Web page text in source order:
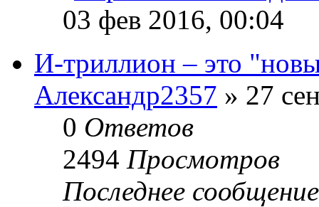
03 фев 2016, 00:04
И-триллион – это
Александр2357 » 27
0 Ответов
2494 Просмотров
Последнее